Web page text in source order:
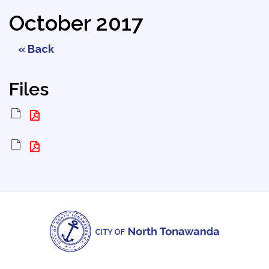
October 2017
« Back
Files